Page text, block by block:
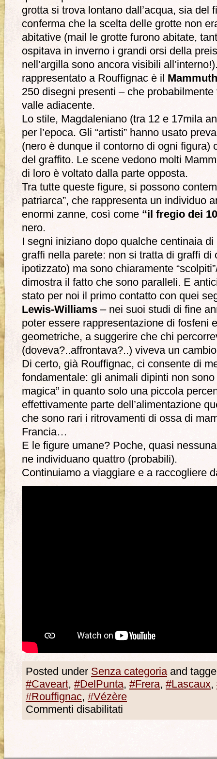
grotta si trova lontano dall’acqua, sia del
conferma che la scelta delle grotte non
abitative (mail le grotte furono abitate,
ospitava in inverno i grandi orsi della
nell’argilla sono ancora visibili
rappresentato a Rouffignac è il Mammuth
250 disegni presenti – che
valle adiacente.
Lo stile, Magdaleniano (tra 12 e 17mila
per l’epoca. Gli “artisti” hanno usato
(nero è dunque il contorno di ogni figura)
del graffito. Le scene vedono molti
di loro è voltato dalla parte opposta.
Tra tutte queste figure, si possono
patriarca”, che rappresenta un individuo
enormi zanne, così come “il fregio dei
nero.
I segni iniziano dopo qualche centinaia
graffi nella parete: non si tratta di graffi di
ipotizzato) ma sono chiaramente
dimostra il fatto che sono paralleli. E
stato per noi il primo contatto con quei
Lewis-Williams – nei suoi studi di fine
poter essere rappresentazione di fosfeni
geometriche, a suggerire che chi
(doveva?..affrontava?..) viveva un
Di certo, già Rouffignac, ci consente di
fondamentale: gli animali dipinti non
magica” in quanto solo una piccola
effettivamente parte dell’alimentazione
che sono rari i ritrovamenti di ossa di
Francia…
E le figure umane? Poche, quasi
ne individuano quattro (probabili).
Continuiamo a viaggiare e a raccogliere
Posted under Senza categoriaand
#Caveart, #DelPunta, #Frera, #Lascaux,
#Rouffignac, #Vézère
Commenti disabilitati